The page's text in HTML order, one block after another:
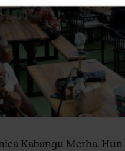
samtykke tilbage via
og behandling af
cookiepolitik.
Kabangu Merha.